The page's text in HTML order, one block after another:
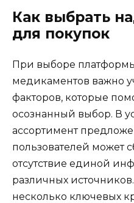
Как выбрать
для покупок
При выборе
медикаментов важно
факторов, которые
осознанный выбор. В
ассортимент
пользователей может
отсутствие единой
различных
несколько ключевых